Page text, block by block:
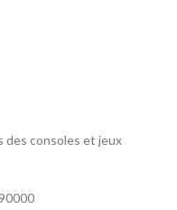
des consoles et jeux